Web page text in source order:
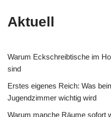
Aktuell
Warum Eckschreibtische im
sind
Erstes eigenes Reich: Was
Jugendzimmer wichtig wird
Warum manche Räume sofort